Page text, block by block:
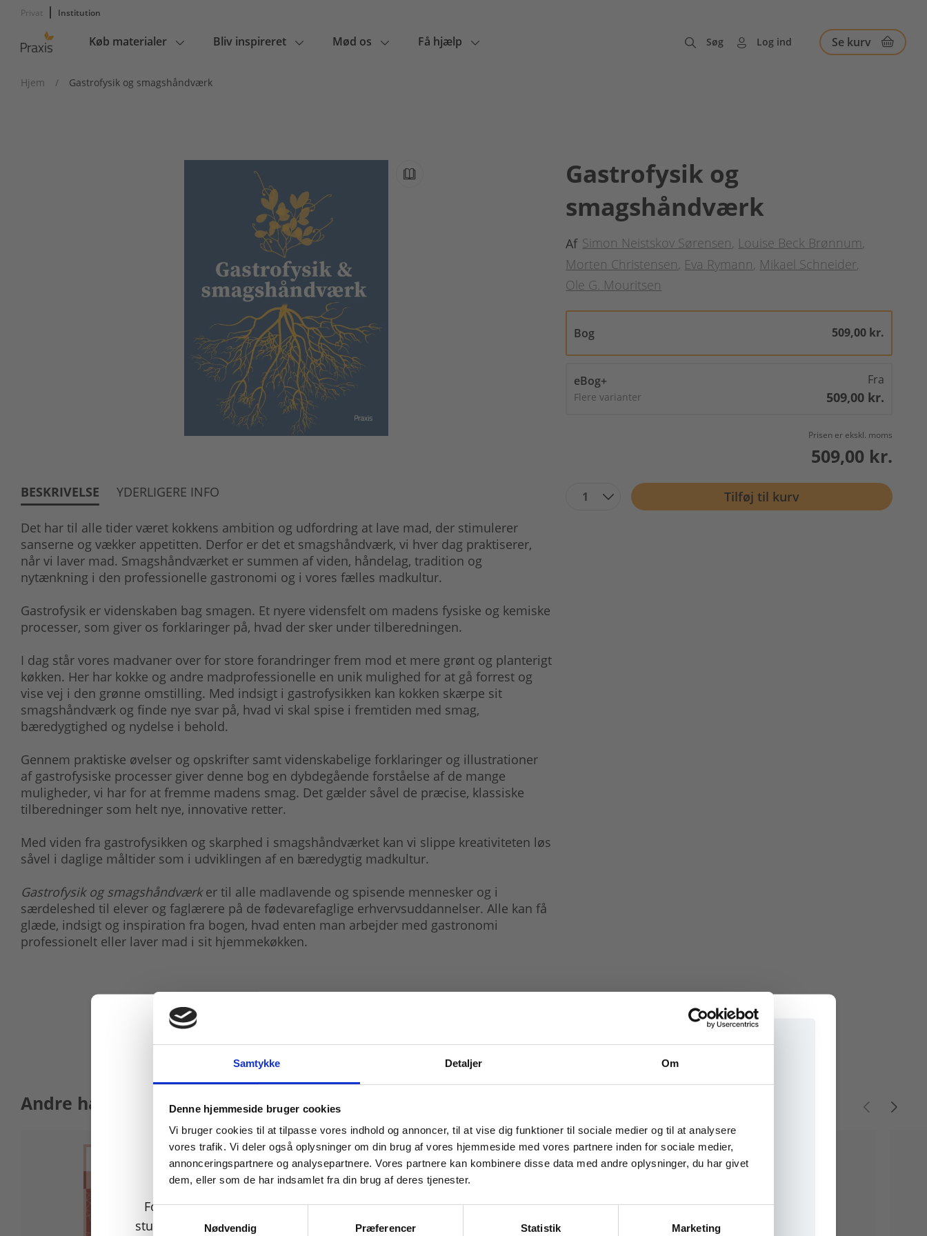
Samtykke Detaljer Om
Denne hjemmeside bruger cookies
Vi bruger cookies til at tilpasse vores indhold og annoncer, til at vise dig funktioner til sociale medier og til at analysere
vores trafik. Vi deler også oplysninger om din brug af vores hjemmeside med vores partnere inden for sociale medier,
annonceringspartnere og analysepartnere. Vores partnere kan kombinere disse data med andre oplysninger, du har givet
dem, eller som de har indsamlet fra din brug af deres tjenester.
Samtykkevalg
Nødvendig
Præferencer Statistik Marketing
Privat Institution
Main
Køb materialer Bliv inspireret Mød os Få hjælp Søg Log ind Se kurv
Hjem / Gastrofysik og smagshåndværk
Gastrofysik og
smagshåndværk
Af Simon Neistskov Sørensen Louise Beck Brønnum
Morten Christensen Eva Rymann Mikael Schneider
Ole G. Mouritsen
Bog 509,00 kr.
eBog+
Flere varianter
Fra
509,00 kr.
Prisen er ekskl. moms
509,00 kr.
1 Tilføj til kurv
BESKRIVELSE YDERLIGERE INFO
Det har til alle tider været kokkens ambition og udfordring at lave mad, der stimulerer
sanserne og vækker appetitten. Derfor er det et smagshåndværk, vi hver dag praktiserer,
når vi laver mad. Smagshåndværket er summen af viden, håndelag, tradition og
nytænkning i den professionelle gastronomi og i vores fælles madkultur.
Gastrofysik er videnskaben bag smagen. Et nyere vidensfelt om madens fysiske og kemiske
processer, som giver os forklaringer på, hvad der sker under tilberedningen.
I dag står vores madvaner over for store forandringer frem mod et mere grønt og planterigt
køkken. Her har kokke og andre madprofessionelle en unik mulighed for at gå forrest og
vise vej i den grønne omstilling. Med indsigt i gastrofysikken kan kokken skærpe sit
smagshåndværk og finde nye svar på, hvad vi skal spise i fremtiden med smag,
bæredygtighed og nydelse i behold.
Gennem praktiske øvelser og opskrifter samt videnskabelige forklaringer og illustrationer
af gastrofysiske processer giver denne bog en dybdegående forståelse af de mange
muligheder, vi har for at fremme madens smag. Det gælder såvel de præcise, klassiske
tilberedninger som helt nye, innovative retter.
Med viden fra gastrofysikken og skarphed i smagshåndværket kan vi slippe kreativiteten løs
såvel i daglige måltider som i udviklingen af en bæredygtig madkultur.
Gastrofysik og smagshåndværker til alle madlavende og spisende mennesker og i
særdeleshed til elever og faglærere på de fødevarefaglige erhvervsuddannelser. Alle kan få
glæde, indsigt og inspiration fra bogen, hvad enten man arbejder med gastronomi
professionelt eller laver mad i sit hjemmekøkken.
Andre har også købtKøb læremidler og find masterclasses mm.
For privatkunder og
studerende. Du får vist
For institutioner og
virksomheder. Du får
Tilgå dine onlinematerialer